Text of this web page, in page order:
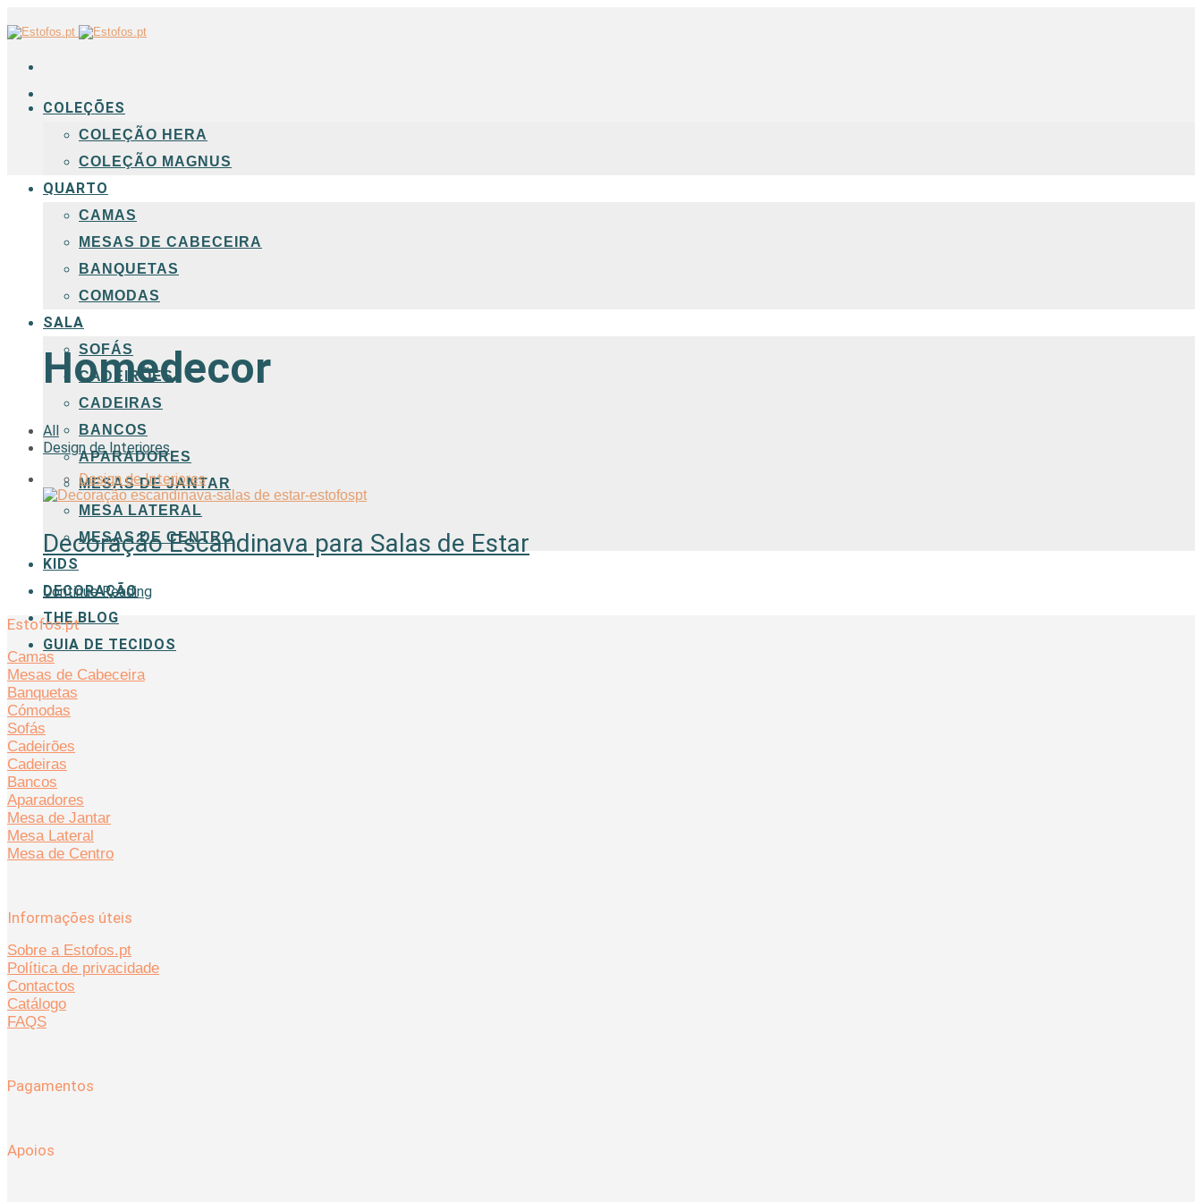
COLEÇÕES
COLEÇÃO HERA
COLEÇÃO MAGNUS
QUARTO
CAMAS
MESAS DE CABECEIRA
BANQUETAS
COMODAS
SALA
SOFÁS
CADEIRÕES
CADEIRAS
BANCOS
APARADORES
MESAS DE JANTAR
MESA LATERAL
MESAS DE CENTRO
KIDS
DECORAÇÃO
THE BLOG
GUIA DE TECIDOS
Homedecor
All
Design de Interiores
Design de Interiores
Decoração Escandinava para Salas de Estar
Continue Reading
Estofos.pt
Camas
Mesas de Cabeceira
Banquetas
Cómodas
Sofás
Cadeirões
Cadeiras
Bancos
Aparadores
Mesa de Jantar
Mesa Lateral
Mesa de Centro
Informações úteis
Sobre a Estofos.pt
Política de privacidade
Contactos
Catálogo
FAQS
Pagamentos
Apoios